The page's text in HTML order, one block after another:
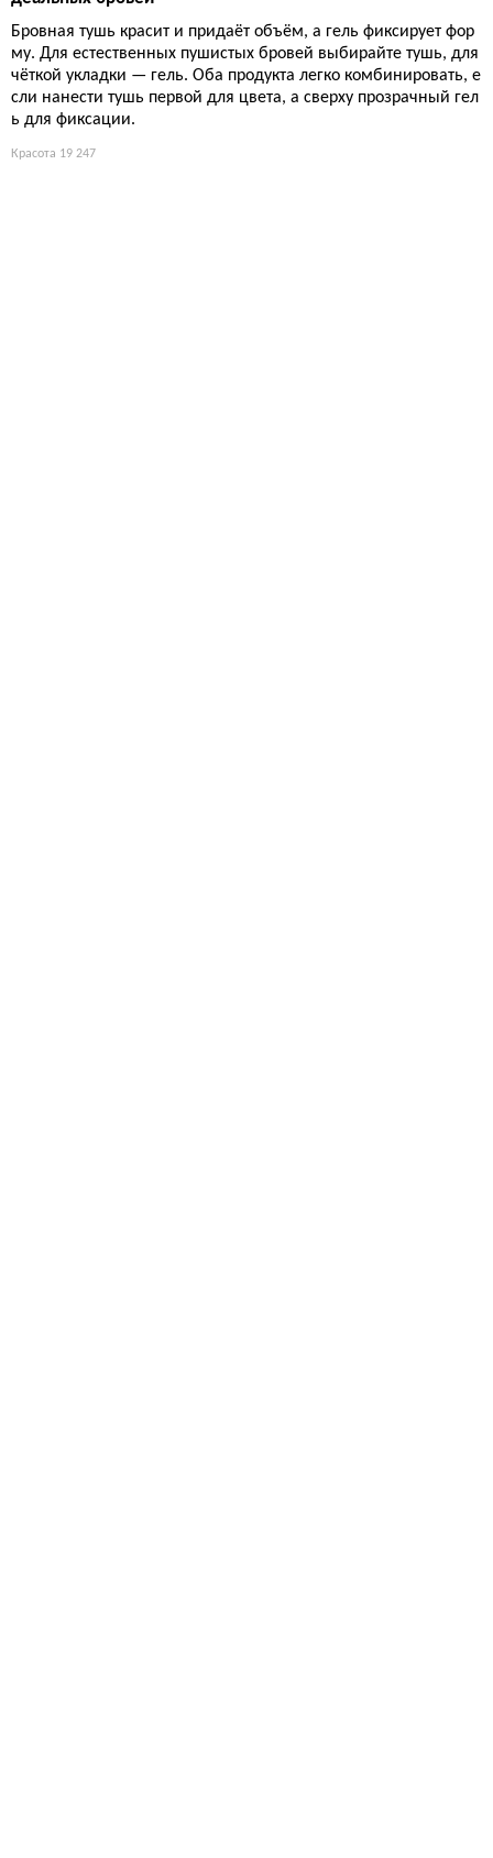
Бровная тушь красит и придаёт объём, а гель фиксирует фор
му. Для естественных пушистых бровей выбирайте тушь, для
чёткой укладки — гель. Оба продукта легко комбинировать, е
сли нанести тушь первой для цвета, а сверху прозрачный гел
ь для фиксации.
Красота 19 247